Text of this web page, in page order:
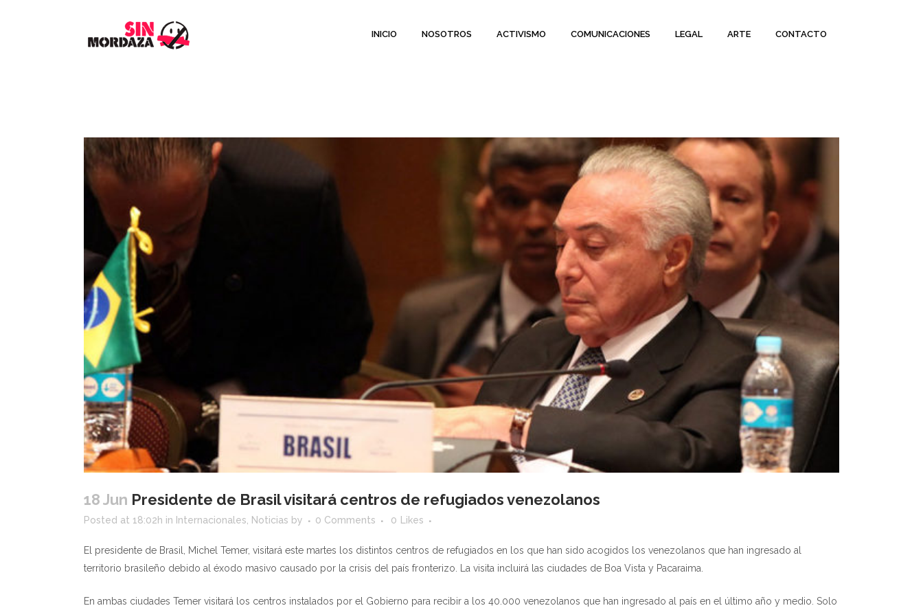
INICIO NOSOTROS ACTIVISMO COMUNICACIONES LEGAL ARTE CONTACTO
18 Jun Presidente de Brasil visitará centros de refugiados venezolanos
Posted at 18:02h in Internacionales, Noticias by 0 Comments 0 Likes
El presidente de Brasil, Michel Temer, visitará este martes los distintos centros de refugiados en los que han sido acogidos los venezolanos que han ingresado al
territorio brasileño debido al éxodo masivo causado por la crisis del país fronterizo. La visita incluirá las ciudades de Boa Vista y Pacaraima.
En ambas ciudades Temer visitará los centros instalados por el Gobierno para recibir a los 40.000 venezolanos que han ingresado al país en el último año y medio. Solo